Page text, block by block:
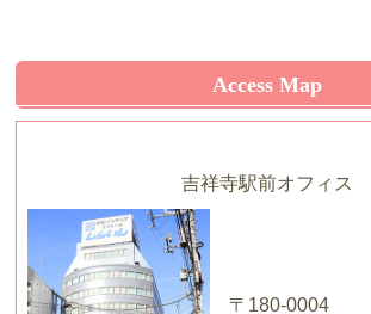
Access Map
吉祥寺駅前オフィス
〒180-0004